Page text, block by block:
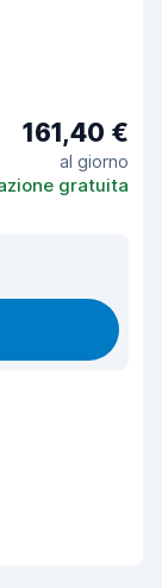
161,40 €
al giorno
gratuita